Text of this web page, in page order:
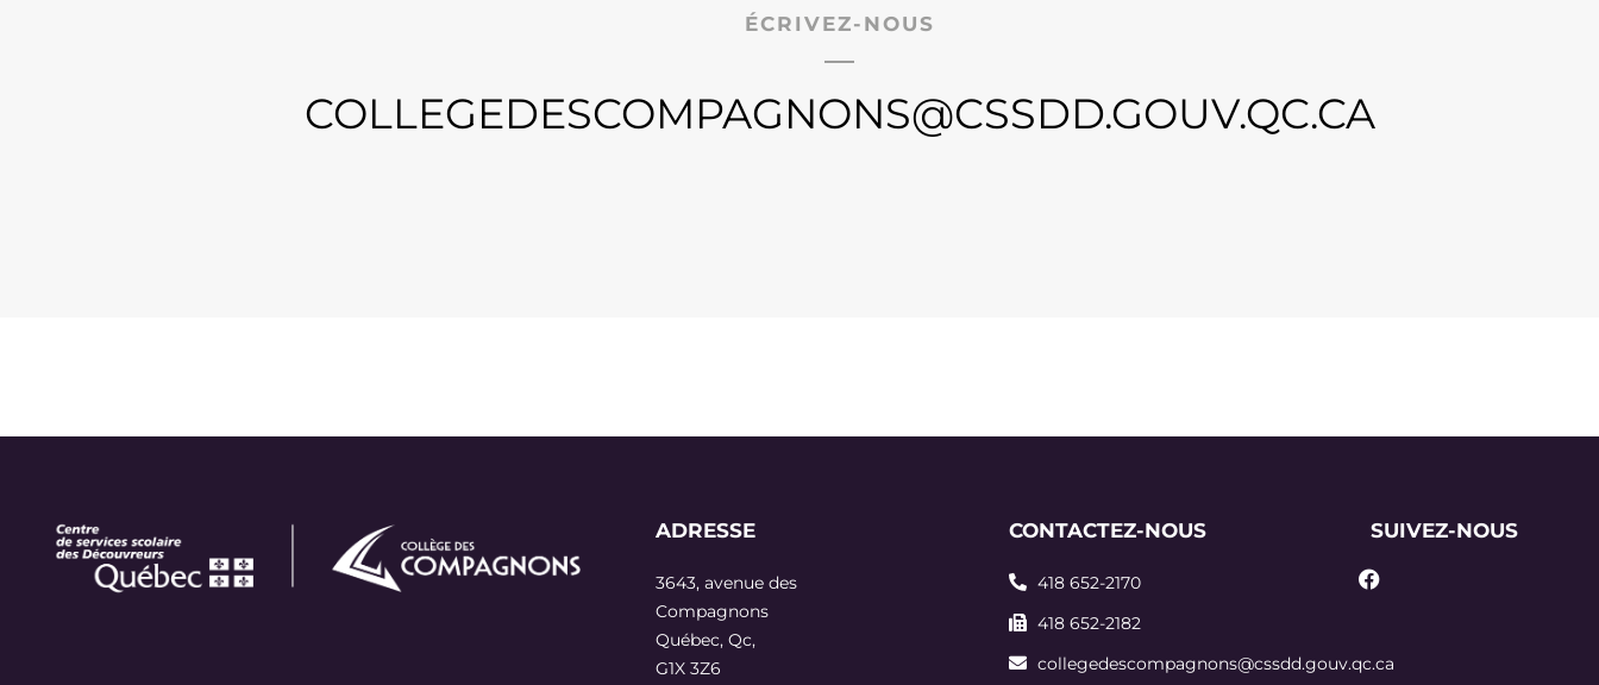
ÉCRIVEZ-NOUS
COLLEGEDESCOMPAGNONS@CSSDD.GOUV.QC.CA
ADRESSE
3643, avenue des
Compagnons
Québec, Qc,
G1X 3Z6
CONTACTEZ-NOUS
418 652-2170
418 652-2182
collegedescompagnons@cssdd.gouv.qc.ca
SUIVEZ-NOUS